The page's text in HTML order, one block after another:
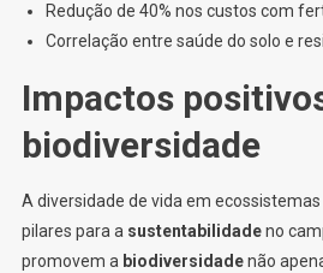
Redução de 40% nos custos com
Correlação entre saúde do solo e
Impactos
biodiversidade
A diversidade de vida em
pilares para a sustentabilidadeno
promovem a biodiversidadenão